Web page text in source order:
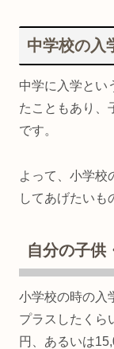
中学校の入
中学に入学とい
たこともあり、
です。
よって、小学校
してあげたいも
自分の子供
小学校の時の入
プラスしたくら
円、あるいは